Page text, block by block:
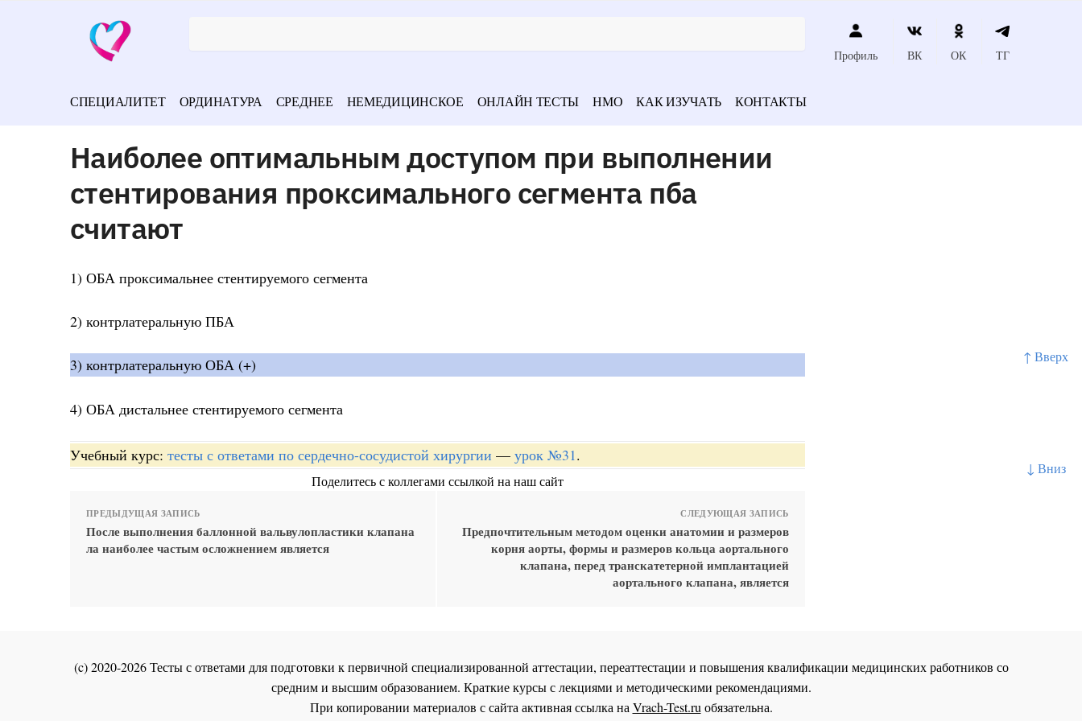
↑ Вверх
↓ Вниз
Профиль ВК ОК ТГ
СПЕЦИАЛИТЕТ ОРДИНАТУРА СРЕДНЕЕ НЕМЕДИЦИНСКОЕ ОНЛАЙН ТЕСТЫ НМО КАК ИЗУЧАТЬ КОНТАКТЫ
Наиболее оптимальным доступом при выполнении
стентирования проксимального сегмента пба
считают
1) ОБА проксимальнее стентируемого сегмента
2) контрлатеральную ПБА
3) контрлатеральную ОБА (+)
4) ОБА дистальнее стентируемого сегмента
Учебный курс: тесты с ответами по сердечно-сосудистой хирургии — урок №31.
Поделитесь с коллегами ссылкой на наш сайт
ПРЕДЫДУЩАЯ ЗАПИСЬ
После выполнения баллонной вальвулопластики клапана
ла наиболее частым осложнением является
СЛЕДУЮЩАЯ ЗАПИСЬ
Предпочтительным методом оценки анатомии и размеров
корня аорты, формы и размеров кольца аортального
клапана, перед транскатетерной имплантацией
аортального клапана, является
(c) 2020-2026 Тесты с ответами для подготовки к первичной специализированной аттестации, переаттестации и повышения квалификации медицинских работников со
средним и высшим образованием. Краткие курсы с лекциями и методическими рекомендациями.
При копировании материалов с сайта активная ссылка наVrach-Test.ruобязательна.